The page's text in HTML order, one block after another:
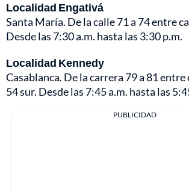
Localidad Engativá
Santa María. De la calle 71 a 74 entre
Desde las 7:30 a.m. hasta las 3:30 p.m.
Localidad Kennedy
Casablanca. De la carrera 79 a 81 entre
54 sur. Desde las 7:45 a.m. hasta las
PUBLICIDAD